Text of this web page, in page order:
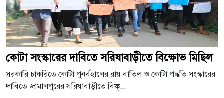
কোটা সংস্কারের দাবিতে সরিষাবাড়ীতে বিক্ষোভ মিছিল
সরকারি চাকরিতে কোটা পুনর্বহালের রায় বাতিল ও কোটা পদ্ধতি সংস্কারের
দাবিতে জামালপুরের সরিষাবাড়ীতে বিক্...